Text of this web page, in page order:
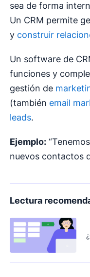
sea de forma
Un CRM permite
y construir
Un software de
funciones y
gestión de
(también email
leads.
Ejemplo:
nuevos contactos
Lectura